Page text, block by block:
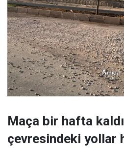
Maça bir hafta
çevresindeki yollar